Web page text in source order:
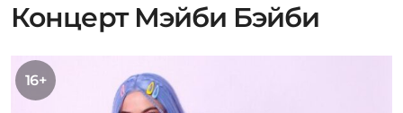
Концерт Мэйби Бэйби
16+